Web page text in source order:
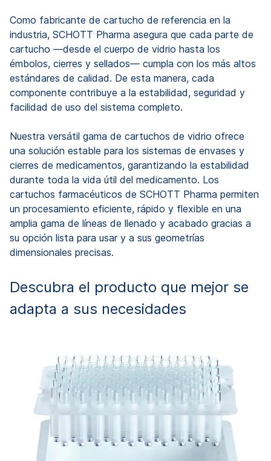
Como fabricante de cartucho de referencia en la
industria, SCHOTT Pharma asegura que cada parte de
cartucho —desde el cuerpo de vidrio hasta los
émbolos, cierres y sellados— cumpla con los más altos
estándares de calidad. De esta manera, cada
componente contribuye a la estabilidad, seguridad y
facilidad de uso del sistema completo.
Nuestra versátil gama de cartuchos de vidrio ofrece
una solución estable para los sistemas de envases y
cierres de medicamentos, garantizando la estabilidad
durante toda la vida útil del medicamento. Los
cartuchos farmacéuticos de SCHOTT Pharma permiten
un procesamiento eficiente, rápido y flexible en una
amplia gama de líneas de llenado y acabado gracias a
su opción lista para usar y a sus geometrías
dimensionales precisas.
Descubra el producto que mejor se
adapta a sus necesidades